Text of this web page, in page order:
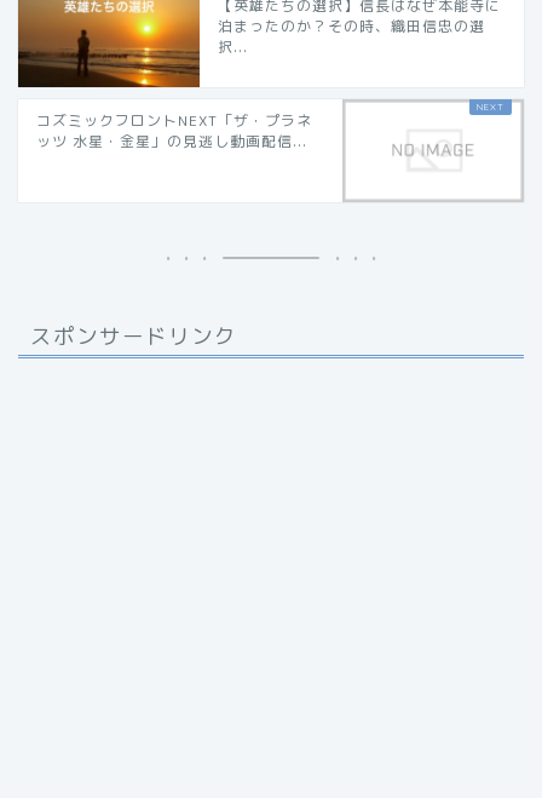
【英雄たちの選択】信長はなぜ本能寺に
泊まったのか？その時、織田信忠の選
択...
コズミックフロントNEXT「ザ・プラネ
ッツ 水星・金星」の見逃し動画配信...
スポンサードリンク